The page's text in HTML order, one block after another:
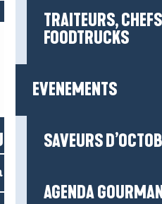
TRAITEURS,
FOODTRUCKS
EVENEMENTS
SAVEURS
AGENDA
SALÉES !
la newsletter